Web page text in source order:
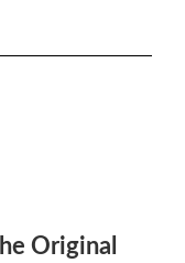
Original